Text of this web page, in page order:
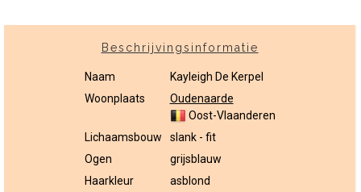
Beschrijvingsinformatie
Naam
Kayleigh De Kerpel
Woonplaats
Oudenaarde
Oost-Vlaanderen
Lichaamsbouw
slank - fit
Ogen
grijsblauw
Haarkleur
asblond